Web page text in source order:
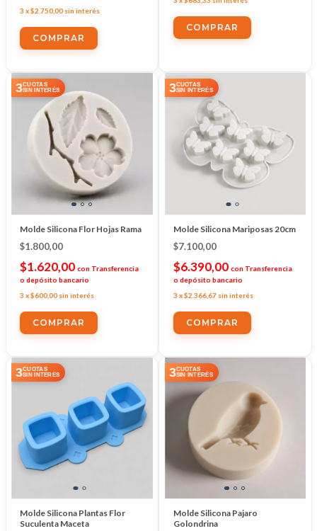
3 x$2.750,00 sin interés
3CUOTAS
SIN INTERÉS
Molde Silicona Flor Hojas Rama
$1.800,00
$1.620,00 con Transferencia
o depósito bancario
3 x$600,00 sin interés
3CUOTAS
SIN INTERÉS
Molde Silicona Mariposas 20cm
$7.100,00
$6.390,00 con Transferencia
o depósito bancario
3 x$2.366,67 sin interés
3CUOTAS
SIN INTERÉS
Molde Silicona Plantas Flor
Suculenta Maceta
3CUOTAS
SIN INTERÉS
Molde Silicona Pajaro
Golondrina